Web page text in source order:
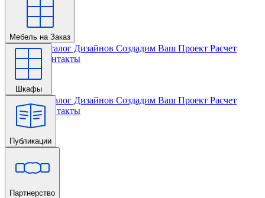
Мебель на Заказ
Главная Каталог Дизайнов Создадим Ваш Проект Расчет
Проекта
Контакты
Шкафы
Главная Каталог Дизайнов Создадим Ваш Проект Расчет
Проекта Контакты
Публикации
Главная
Партнерство